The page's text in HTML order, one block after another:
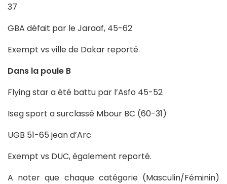
37
GBA défait par le Jaraaf, 45-62
Exempt vs ville de Dakar reporté.
Dans la poule B
Flying star a été battu par l’Asfo 45-52
Iseg sport a surclassé Mbour BC (60-31)
UGB 51-65 jean d’Arc
Exempt vs DUC, également reporté.
A noter que chaque catégorie (Masculin/Féminin)